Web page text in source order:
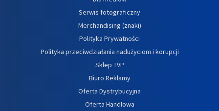
Serwis fotograficzny
Merchandising (znaki)
Polityka Prywatności
Polityka przeciwdziałania nadużyciom i korupcji
Sklep TVP
Biuro Reklamy
Oferta Dystrybucyjna
Oferta Handlowa